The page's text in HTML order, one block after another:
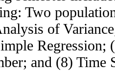
Two
of
and (8) Time